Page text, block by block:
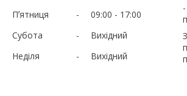
Пʼятниця
09:00
17:00
Субота
Вихідний
Неділя
Вихідний
-